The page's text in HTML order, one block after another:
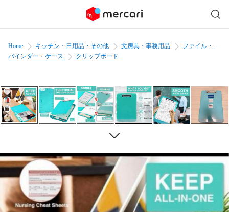
Home キッチン・日用品・その他 文房具・事務用品
ファイル・
バインダー・ケース
クリップボード